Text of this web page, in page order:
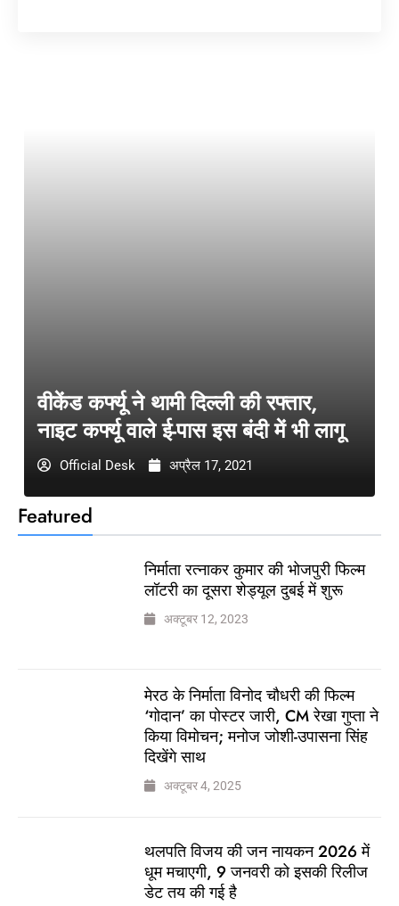
Featured
निर्माता रत्नाकर कुमार की भोजपुरी फिल्म
लॉटरी का दूसरा शेड्यूल दुबई में शुरू
अक्टूबर 12, 2023
मेरठ के निर्माता विनोद चौधरी की फिल्म
‘गोदान’ का पोस्टर जारी, CM रेखा गुप्ता ने
किया विमोचन; मनोज जोशी-उपासना सिंह
दिखेंगे साथ
अक्टूबर 4, 2025
थलपति विजय की जन नायकन 2026 में
धूम मचाएगी, 9 जनवरी को इसकी रिलीज
डेट तय की गई है
वीकेंड कर्फ्यू ने थामी दिल्ली की रफ्तार,
नाइट कर्फ्यू वाले ई-पास इस बंदी में भी लागू
Official Desk अप्रैल 17, 2021